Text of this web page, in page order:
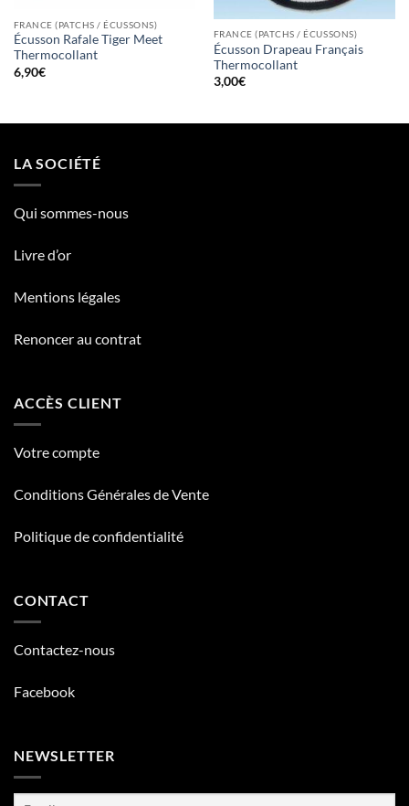
FRANCE (PATCHS / ÉCUSSONS)
Écusson Rafale Tiger Meet
Thermocollant
6,90€
FRANCE (PATCHS / ÉCUSSONS)
Écusson Drapeau Français
Thermocollant
3,00€
LA SOCIÉTÉ
Qui sommes-nous
Livre d’or
Mentions légales
Renoncer au contrat
ACCÈS CLIENT
Votre compte
Conditions Générales de Vente
Politique de confidentialité
CONTACT
Contactez-nous
Facebook
NEWSLETTER